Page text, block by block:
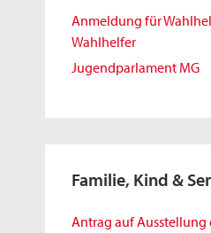
Anmeldung für
Wahlhelfer
Jugendparlament MG
Familie, Kind &
Antrag auf Ausstellung